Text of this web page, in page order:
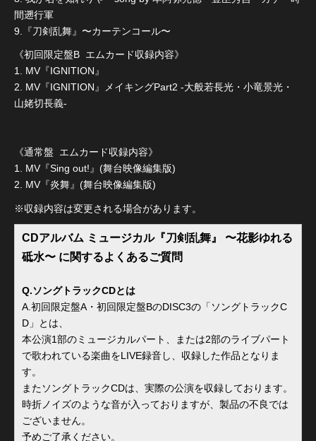
間遡行軍
9.『刀剣乱舞』〜カーテンコール〜
《初回限定盤B エムカード収録内容》
1. MV『IGNITION』
2. MV『IGNITION』メイキングPart2 -大般若長光・小竜景光・
山姥切長義-
《通常盤 エムカード収録内容》
1. MV『Sing out!』(舞台映像編集版)
2. MV『炎舞』(舞台映像編集版)
※収録内容は変更される場合があります。
CDアルバム ミュージカル『刀剣乱舞』 〜花影ゆれる
砥水〜 に関するよくあるご質問
Q.ソングトラックCDとは
A.初回限定盤A・初回限定盤BのDISC3の「ソングトラックC
D」とは、
本公演1部のミュージカルパート、または2部のライブパート
で歌われている楽曲をLIVE録音し、収録した作品となりま
す。
またソングトラックCDは、実際の公演を収録しております。
時折ノイズのような音が入っておりますが、製品の不良では
ございません。
予めご了承ください。